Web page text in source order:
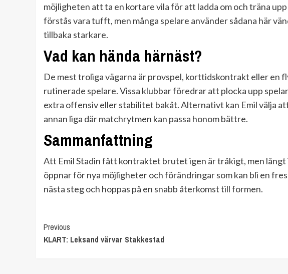
möjligheten att ta en kortare vila för att ladda om och träna
förstås vara tufft, men många spelare använder sådana här
tillbaka starkare.
Vad kan hända härnäst?
De mest troliga vägarna är provspel, korttidskontrakt eller en
rutinerade spelare. Vissa klubbar föredrar att plocka upp
extra offensiv eller stabilitet bakåt. Alternativt kan Emil välja
annan liga där matchrytmen kan passa honom bättre.
Sammanfattning
Att Emil Stadin fått kontraktet brutet igen är tråkigt, men
öppnar för nya möjligheter och förändringar som kan bli en
nästa steg och hoppas på en snabb återkomst till formen.
Continue
Reading
Previous
KLART: Leksand värvar Stakkestad